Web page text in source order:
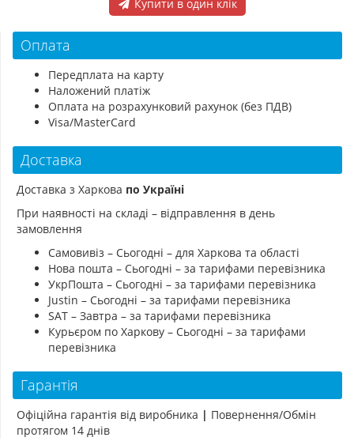
Купити в один клік
Оплата
Передплата на карту
Наложений платіж
Оплата на розрахунковий рахунок (без ПДВ)
Visa/MasterCard
Доставка
Доставка з Харкова по Україні
При наявності на складі – відправлення в день
замовлення
Самовивіз – Сьогодні – для Харкова та області
Нова пошта – Сьогодні – за тарифами перевізника
УкрПошта – Сьогодні – за тарифами перевізника
Justin – Сьогодні – за тарифами перевізника
SAT – Завтра – за тарифами перевізника
Курьєром по Харкову – Сьогодні – за тарифами
перевізника
Гарантія
Офіційна гарантія від виробника | Повернення/Обмін
протягом 14 днів